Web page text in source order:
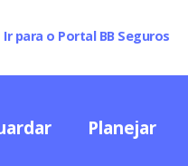
Ir para o Portal BB Seguros
Planejar